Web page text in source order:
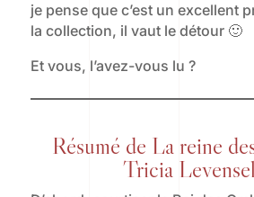
je pense que c’est un excellent
la collection, il vaut le détour 🙂
Et vous, l’avez-vous lu ?
Résumé de La reine
Tricia